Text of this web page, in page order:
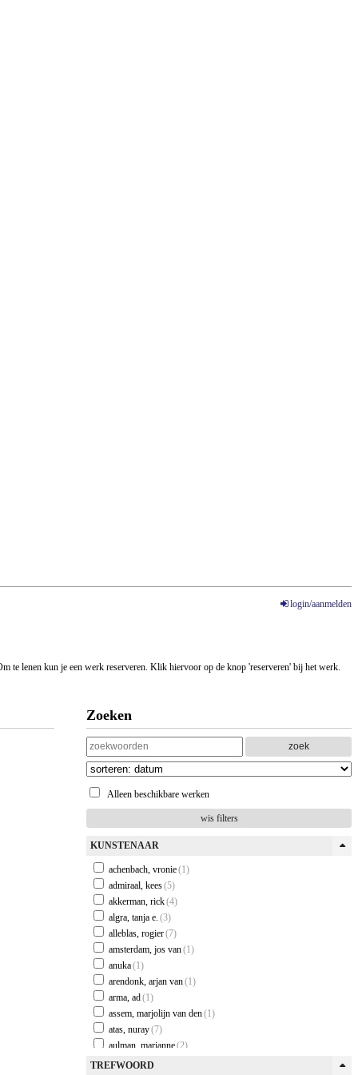
login/aanmelden
te lenen kun je een werk reserveren. Klik hiervoor op de knop 'reserveren' bij het werk.
Zoeken
zoek
Alleen beschikbare werken
wis filters
KUNSTENAAR
achenbach, vronie(1)
admiraal, kees(5)
akkerman, rick(4)
algra, tanja e. (3)
alleblas, rogier(7)
amsterdam, jos van(1)
anuka(1)
arendonk, arjan van(1)
arma, ad(1)
assem, marjolijn van den(1)
atas, nuray(7)
aulman, marianne(2)
baarsen, suzanne van
TREFWOORD